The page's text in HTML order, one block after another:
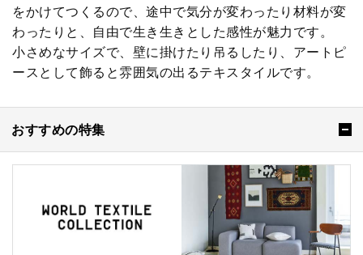
をかけてつくるので、途中で気分が変わったり材料が変
わったりと、自由で生き生きとした感性が魅力です。
小さめなサイズで、壁に掛けたり吊るしたり、アートピ
ースとして飾ると雰囲気の出るテキスタイルです。
おすすめの特集